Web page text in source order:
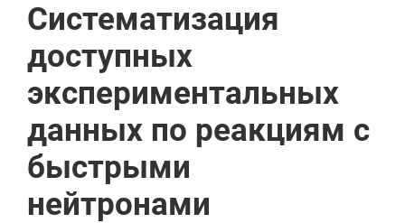
Систематизация
доступных
экспериментальных
данных по реакциям с
быстрыми
нейтронами